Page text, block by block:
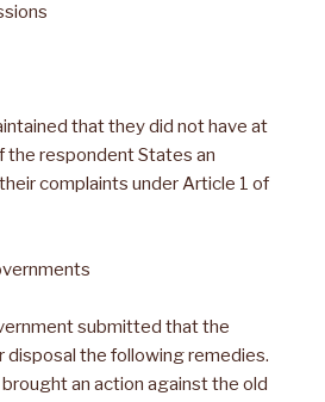
that they did not have at
the respondent States an
complaints under Article 1 of
submitted that the
disposal the following remedies.
an action against the old